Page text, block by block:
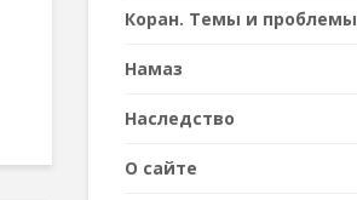
Коран. Темы и проблемы
Намаз
Наследствo
О сайте